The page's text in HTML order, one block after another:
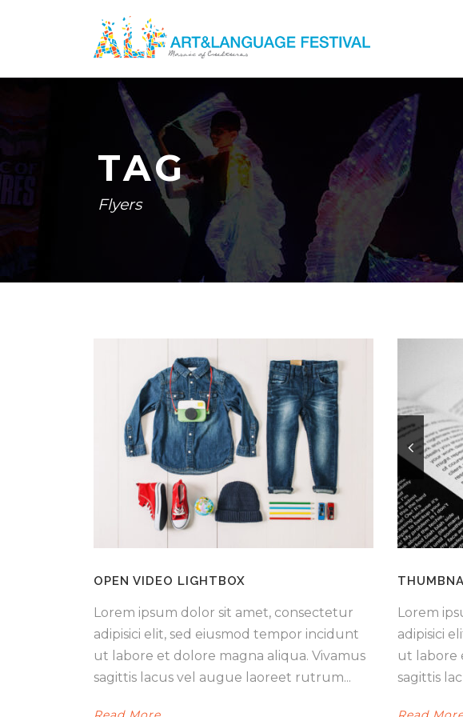
TAG
Flyers
OPEN VIDEO LIGHTBOX
Lorem ipsum dolor sit amet, consectetur
adipisici elit, sed eiusmod tempor incidunt
ut labore et dolore magna aliqua. Vivamus
sagittis lacus vel augue laoreet rutrum...
Lorem
adipisici
ut labore
sagittis